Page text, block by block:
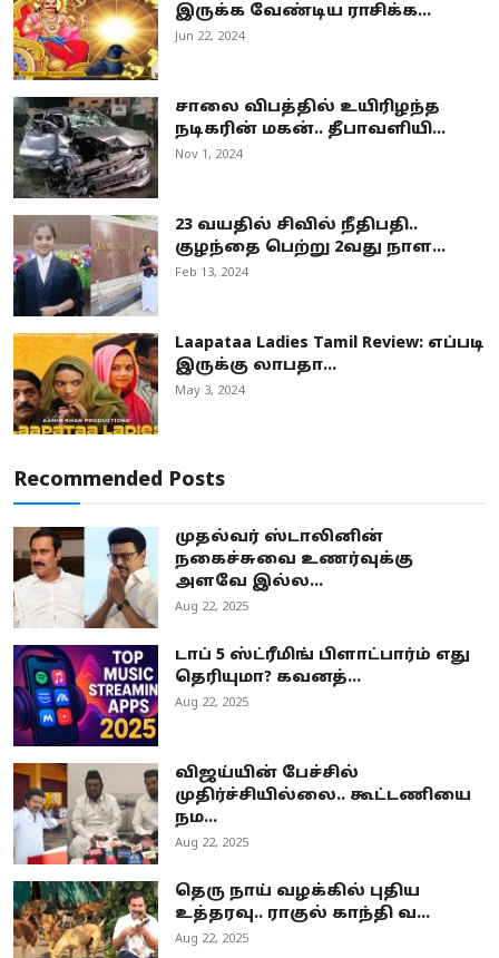
இருக்க வேண்டிய ராசிக்க...
Jun 22, 2024
சாலை விபத்தில் உயிரிழந்த
நடிகரின் மகன்.. தீபாவளியி...
Nov 1, 2024
23 வயதில் சிவில் நீதிபதி..
குழந்தை பெற்று 2வது நாள...
Feb 13, 2024
Laapataa Ladies Tamil Review: எப்படி
இருக்கு லாபதா...
May 3, 2024
Recommended Posts
முதல்வர் ஸ்டாலினின்
நகைச்சுவை உணர்வுக்கு
அளவே இல்ல...
Aug 22, 2025
டாப் 5 ஸ்ட்ரீமிங் பிளாட்பார்ம் எது
தெரியுமா? கவனத்...
Aug 22, 2025
விஜய்யின் பேச்சில்
முதிர்ச்சியில்லை.. கூட்டணியை
நம...
Aug 22, 2025
தெரு நாய் வழக்கில் புதிய
உத்தரவு.. ராகுல் காந்தி வ...
Aug 22, 2025